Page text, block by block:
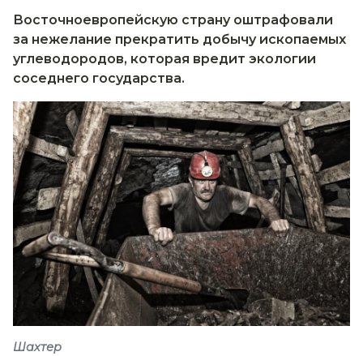
Восточноевропейскую страну оштрафовали
за нежелание прекратить добычу ископаемых
углеводородов, которая вредит экологии
соседнего государства.
Шахтер